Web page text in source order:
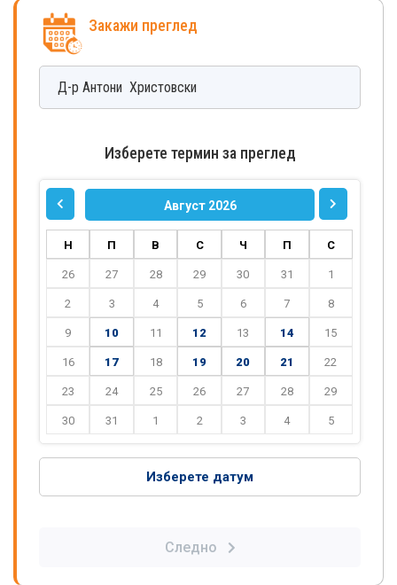
Закажи преглед
Д-р Антони Христовски
Изберете термин за преглед
Август 2026
Н П В С Ч П С
26 27 28 29 30 31 1
2 3 4 5 6 7 8
9 10 11 12 13 14 15
16 17 18 19 20 21 22
23 24 25 26 27 28 29
30 31 1 2 3 4 5
Изберете датум
Следно